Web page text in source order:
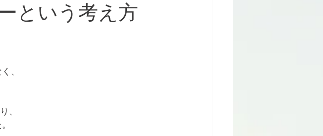
という考え方
、
、